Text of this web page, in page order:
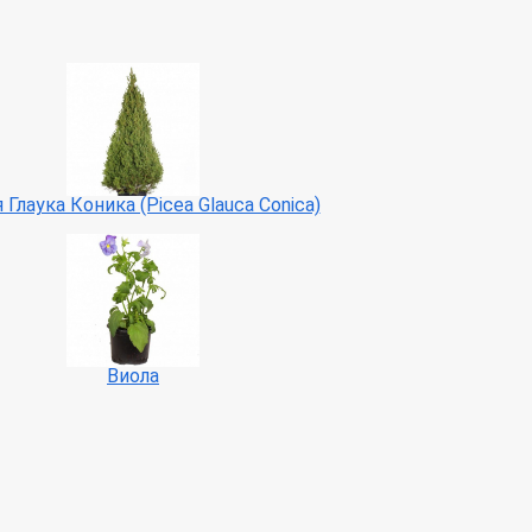
Глаука Коника (Picea Glauca Conica)
Виола